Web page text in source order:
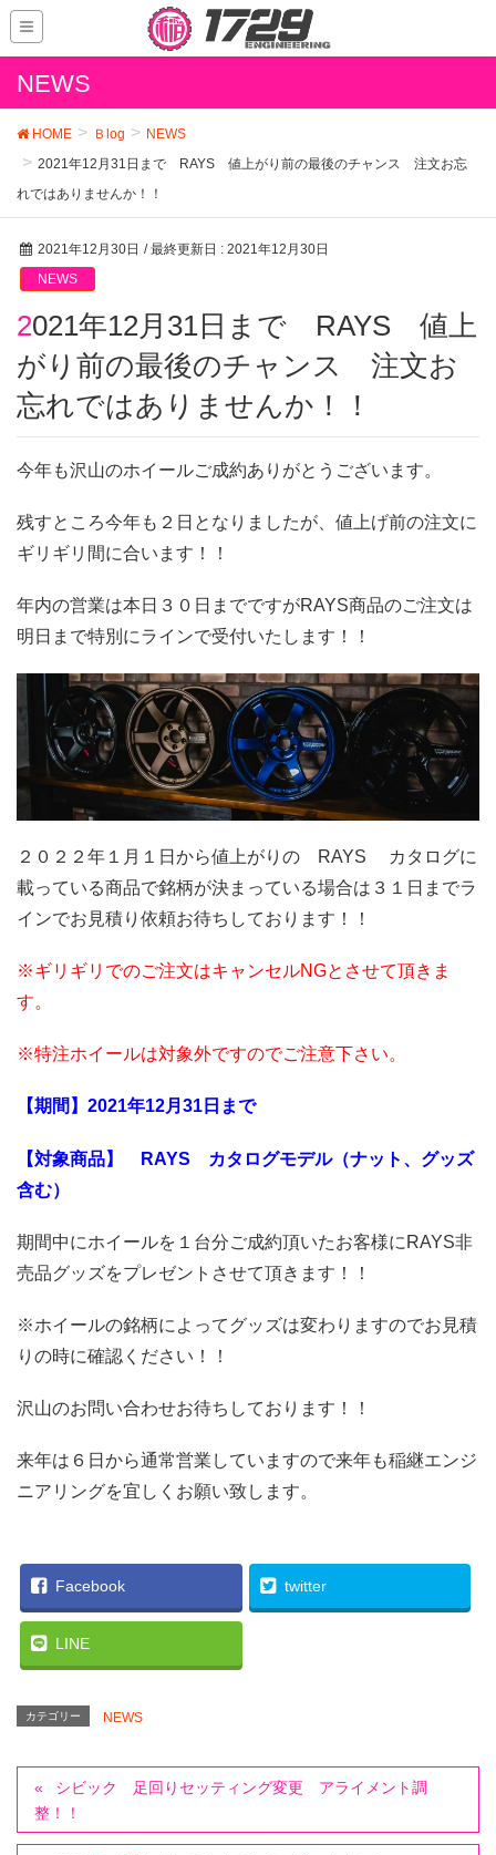
NEWS
HOME Ｂlog
NEWS
2021年12月31日まで RAYS 値上がり前の最後のチャンス 注文お忘
れではありませんか！！
2021年12月30日 / 最終更新日 : 2021年12月30日
NEWS
2021年12月31日まで RAYS 値上
がり前の最後のチャンス 注文お
忘れではありませんか！！
今年も沢山のホイールご成約ありがとうございます。
残すところ今年も２日となりましたが、値上げ前の注文に
ギリギリ間に合います！！
年内の営業は本日３０日までですがRAYS商品のご注文は
明日まで特別にラインで受付いたします！！
２０２２年１月１日から値上がりの RAYS カタログに
載っている商品で銘柄が決まっている場合は３１日までラ
インでお見積り依頼お待ちしております！！
※ギリギリでのご注文はキャンセルNGとさせて頂きま
す。
※特注ホイールは対象外ですのでご注意下さい。
【期間】2021年12月31日まで
【対象商品】 RAYS カタログモデル（ナット、グッズ
含む）
期間中にホイールを１台分ご成約頂いたお客様にRAYS非
売品グッズをプレゼントさせて頂きます！！
※ホイールの銘柄によってグッズは変わりますのでお見積
りの時に確認ください！！
沢山のお問い合わせお待ちしております！！
来年は６日から通常営業していますので来年も稲継エンジ
ニアリングを宜しくお願い致します。
Facebook twitter
LINE
カテゴリー NEWS
シビック 足回りセッティング変更 アライメント調
整！！